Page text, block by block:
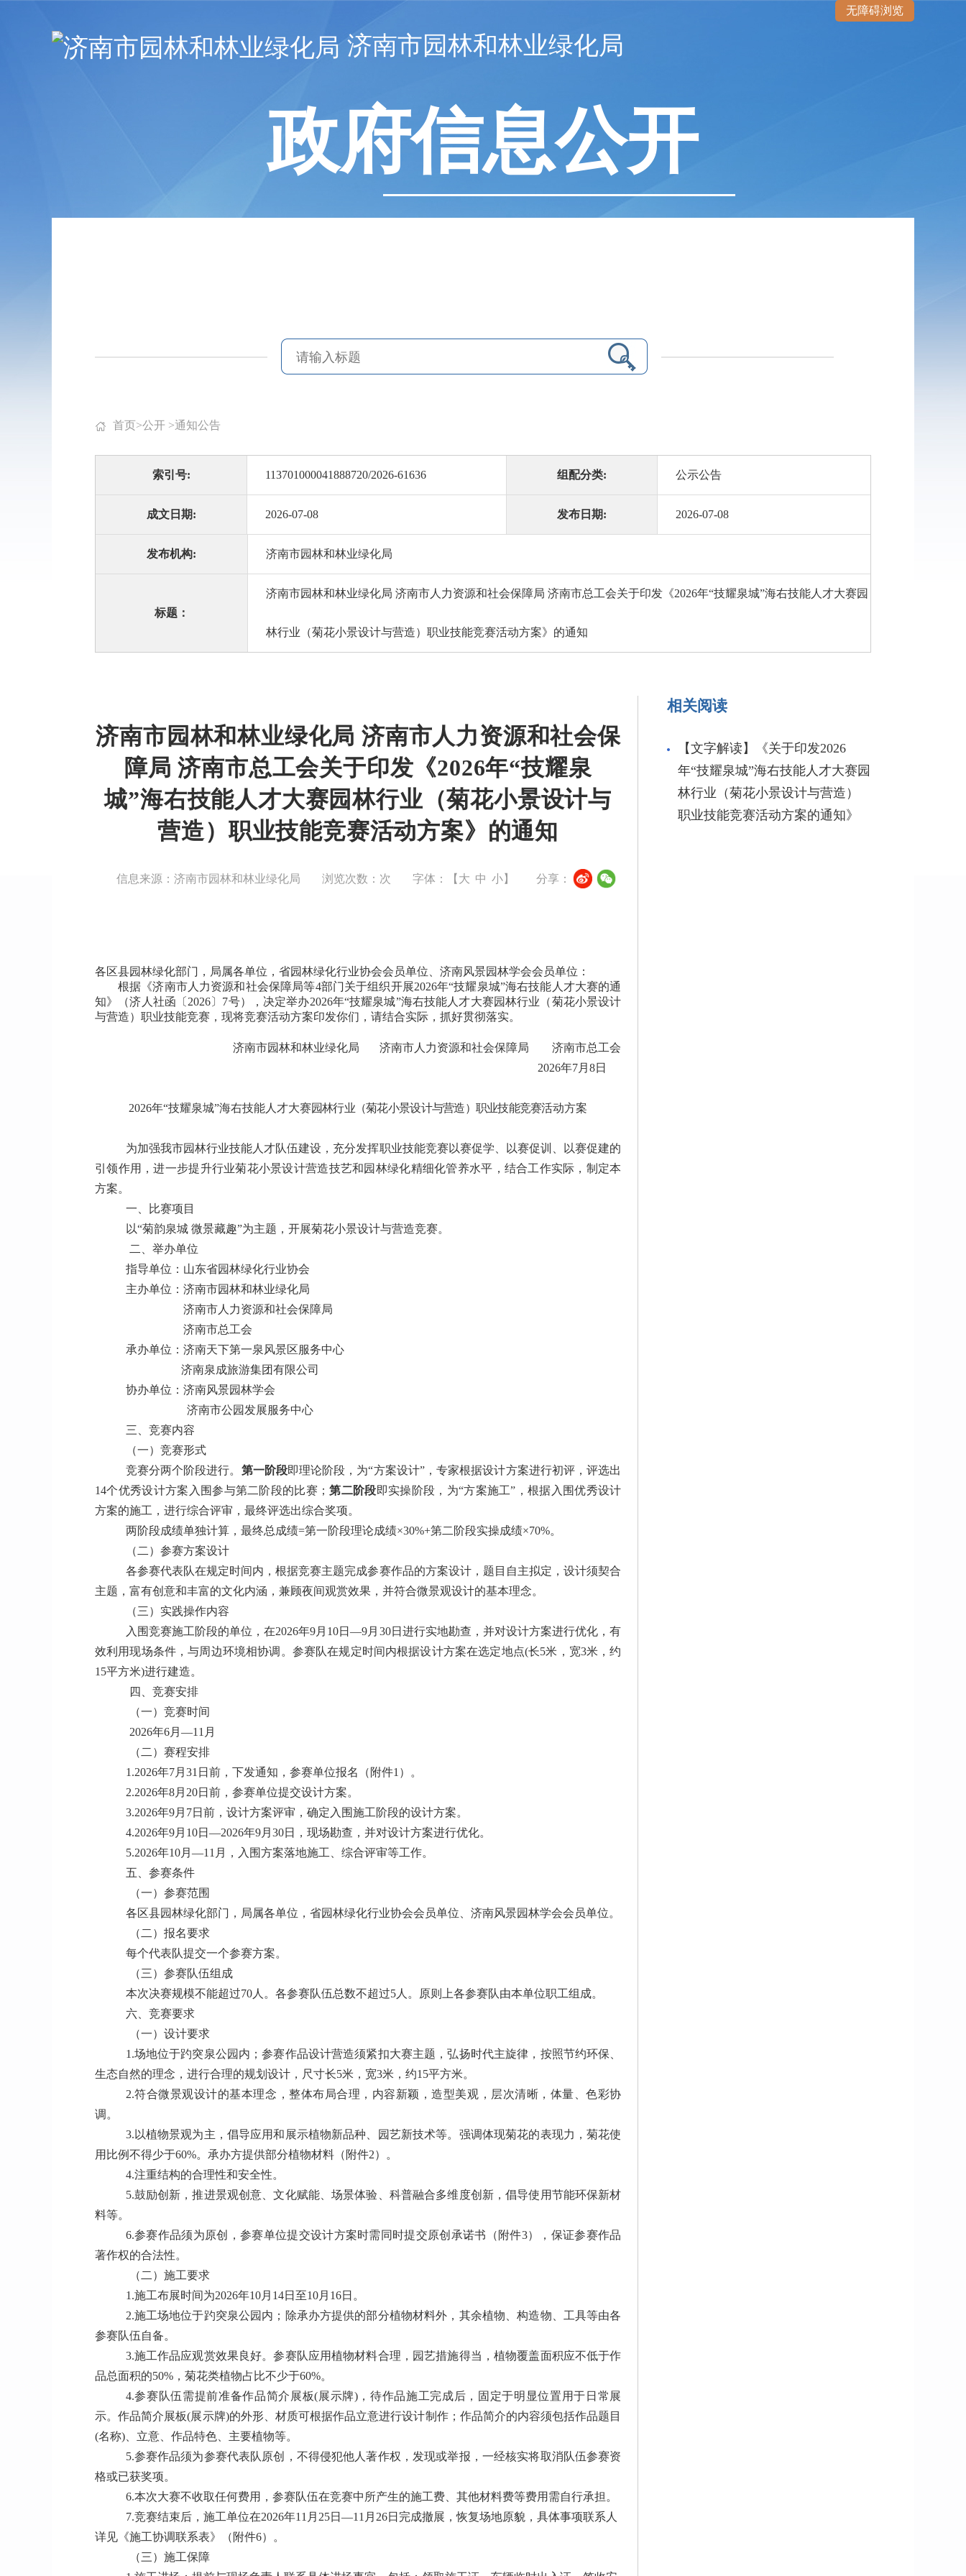
无障碍浏览
济南市园林和林业绿化局
政府信息公开
首页 >公开 >通知公告
索引号: 113701000041888720/2026-61636 组配分类: 公示公告
成文日期: 2026-07-08 发布日期: 2026-07-08
发布机构: 济南市园林和林业绿化局
标题：
济南市园林和林业绿化局 济南市人力资源和社会保障局 济南市总工会关于印发《2026年“技耀泉城”海右技能人才大赛园
林行业（菊花小景设计与营造）职业技能竞赛活动方案》的通知
济南市园林和林业绿化局 济南市人力资源和社会保
障局 济南市总工会关于印发《2026年“技耀泉
城”海右技能人才大赛园林行业（菊花小景设计与
营造）职业技能竞赛活动方案》的通知
信息来源：济南市园林和林业绿化局 浏览次数： 次 字体：【 大 中 小】 分享：
各区县园林绿化部门，局属各单位，省园林绿化行业协会会员单位、济南风景园林学会会员单位：
根据《济南市人力资源和社会保障局等4部门关于组织开展2026年“技耀泉城”海右技能人才大赛的通
知》（济人社函〔2026〕7号），决定举办2026年“技耀泉城”海右技能人才大赛园林行业（菊花小景设计
与营造）职业技能竞赛，现将竞赛活动方案印发你们，请结合实际，抓好贯彻落实。
济南市园林和林业绿化局 济南市人力资源和社会保障局 济南市总工会
2026年7月8日
2026年“技耀泉城”海右技能人才大赛园林行业（菊花小景设计与营造）职业技能竞赛活动方案
为加强我市园林行业技能人才队伍建设，充分发挥职业技能竞赛以赛促学、以赛促训、以赛促建的
引领作用，进一步提升行业菊花小景设计营造技艺和园林绿化精细化管养水平，结合工作实际，制定本
方案。
一、比赛项目
以“菊韵泉城 微景藏趣”为主题，开展菊花小景设计与营造竞赛。
二、举办单位
指导单位：山东省园林绿化行业协会
主办单位：济南市园林和林业绿化局
济南市人力资源和社会保障局
济南市总工会
承办单位：济南天下第一泉风景区服务中心
济南泉成旅游集团有限公司
协办单位：济南风景园林学会
济南市公园发展服务中心
三、竞赛内容
（一）竞赛形式
竞赛分两个阶段进行。 第一阶段即理论阶段，为“方案设计”，专家根据设计方案进行初评，评选出
14个优秀设计方案入围参与第二阶段的比赛；第二阶段即实操阶段，为“方案施工”，根据入围优秀设计
方案的施工，进行综合评审，最终评选出综合奖项。
两阶段成绩单独计算，最终总成绩=第一阶段理论成绩×30%+第二阶段实操成绩×70%。
（二）参赛方案设计
各参赛代表队在规定时间内，根据竞赛主题完成参赛作品的方案设计，题目自主拟定，设计须契合
主题，富有创意和丰富的文化内涵，兼顾夜间观赏效果，并符合微景观设计的基本理念。
（三）实践操作内容
入围竞赛施工阶段的单位，在2026年9月10日—9月30日进行实地勘查，并对设计方案进行优化，有
效利用现场条件，与周边环境相协调。参赛队在规定时间内根据设计方案在选定地点(长5米，宽3米，约
15平方米)进行建造。
四、竞赛安排
（一）竞赛时间
2026年6月—11月
（二）赛程安排
1.2026年7月31日前，下发通知，参赛单位报名（附件1）。
2.2026年8月20日前，参赛单位提交设计方案。
3.2026年9月7日前，设计方案评审，确定入围施工阶段的设计方案。
4.2026年9月10日—2026年9月30日，现场勘查，并对设计方案进行优化。
5.2026年10月—11月，入围方案落地施工、综合评审等工作。
五、参赛条件
（一）参赛范围
各区县园林绿化部门，局属各单位，省园林绿化行业协会会员单位、济南风景园林学会会员单位。
（二）报名要求
每个代表队提交一个参赛方案。
（三）参赛队伍组成
本次决赛规模不能超过70人。各参赛队伍总数不超过5人。原则上各参赛队由本单位职工组成。
六、竞赛要求
（一）设计要求
1.场地位于趵突泉公园内；参赛作品设计营造须紧扣大赛主题，弘扬时代主旋律，按照节约环保、
生态自然的理念，进行合理的规划设计，尺寸长5米，宽3米，约15平方米。
2.符合微景观设计的基本理念，整体布局合理，内容新颖，造型美观，层次清晰，体量、色彩协
调。
3.以植物景观为主，倡导应用和展示植物新品种、园艺新技术等。强调体现菊花的表现力，菊花使
用比例不得少于60%。承办方提供部分植物材料（附件2）。
4.注重结构的合理性和安全性。
5.鼓励创新，推进景观创意、文化赋能、场景体验、科普融合多维度创新，倡导使用节能环保新材
料等。
6.参赛作品须为原创，参赛单位提交设计方案时需同时提交原创承诺书（附件3），保证参赛作品
著作权的合法性。
（二）施工要求
1.施工布展时间为2026年10月14日至10月16日。
2.施工场地位于趵突泉公园内；除承办方提供的部分植物材料外，其余植物、构造物、工具等由各
参赛队伍自备。
3.施工作品应观赏效果良好。参赛队应用植物材料合理，园艺措施得当，植物覆盖面积应不低于作
品总面积的50%，菊花类植物占比不少于60%。
4.参赛队伍需提前准备作品简介展板(展示牌)，待作品施工完成后，固定于明显位置用于日常展
示。作品简介展板(展示牌)的外形、材质可根据作品立意进行设计制作；作品简介的内容须包括作品题目
(名称)、立意、作品特色、主要植物等。
5.参赛作品须为参赛代表队原创，不得侵犯他人著作权，发现或举报，一经核实将取消队伍参赛资
格或已获奖项。
6.本次大赛不收取任何费用，参赛队伍在竞赛中所产生的施工费、其他材料费等费用需自行承担。
7.竞赛结束后，施工单位在2026年11月25日—11月26日完成撤展，恢复场地原貌，具体事项联系人
详见《施工协调联系表》（附件6）。
（三）施工保障
相关阅读
【文字解读】《关于印发2026
年“技耀泉城”海右技能人才大赛园
林行业（菊花小景设计与营造）
职业技能竞赛活动方案的通知》